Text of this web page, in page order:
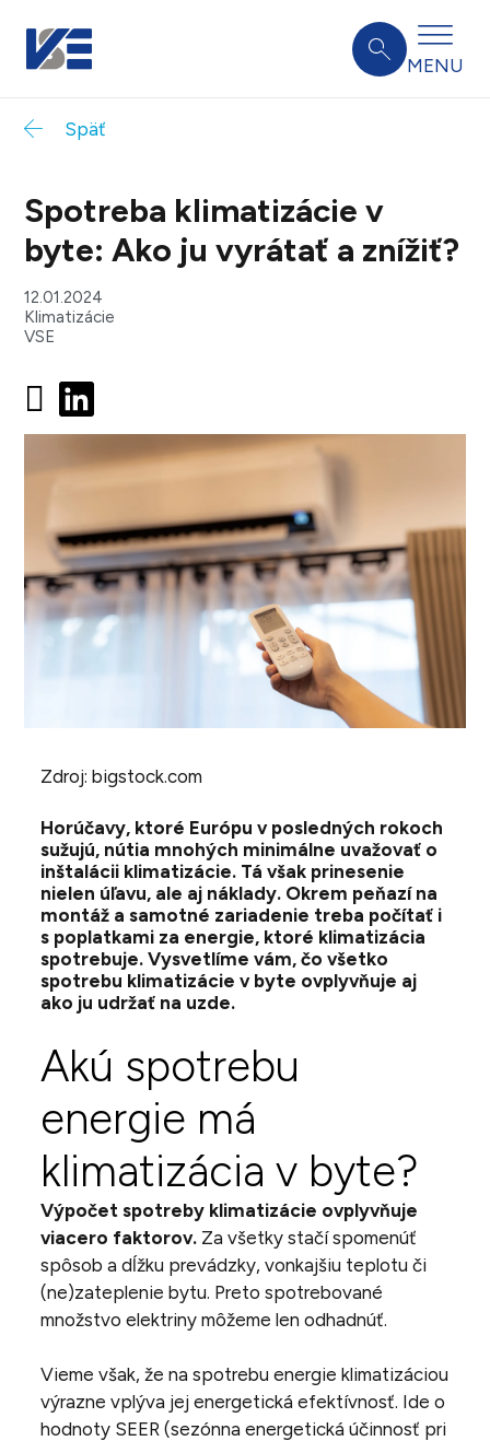
MENU
Späť
Spotreba klimatizácie v
byte: Ako ju vyrátať a znížiť?
12.01.2024
Klimatizácie
VSE
Zdroj: bigstock.com
Horúčavy, ktoré Európu v posledných rokoch
sužujú, nútia mnohých minimálne uvažovať o
inštalácii klimatizácie. Tá však prinesenie
nielen úľavu, ale aj náklady. Okrem peňazí na
montáž a samotné zariadenie treba počítať i
s poplatkami za energie, ktoré klimatizácia
spotrebuje. Vysvetlíme vám, čo všetko
spotrebu klimatizácie v byte ovplyvňuje aj
ako ju udržať na uzde.
Akú spotrebu
energie má
klimatizácia v byte?
Výpočet spotreby klimatizácie ovplyvňuje
viacero faktorov. Za všetky stačí spomenúť
spôsob a dĺžku prevádzky, vonkajšiu teplotu či
(ne)zateplenie bytu. Preto spotrebované
množstvo elektriny môžeme len odhadnúť.
Vieme však, že na spotrebu energieklimatizáciou
výrazne vplýva jej energetická efektívnosť. Ide o
hodnoty SEER (sezónna energetická účinnosť pri